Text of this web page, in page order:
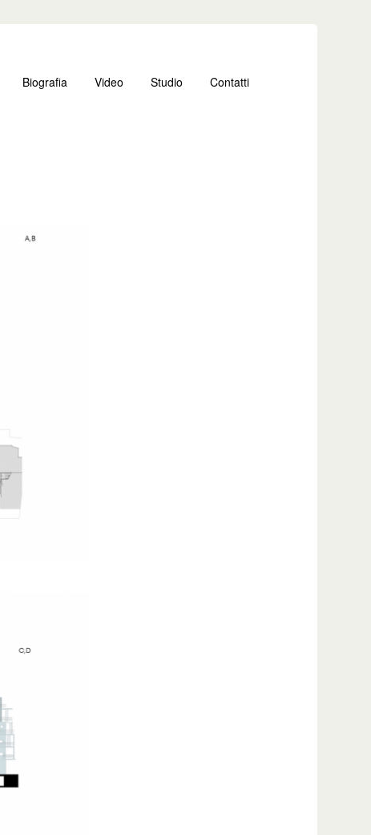
Biografia Video Studio Contatti